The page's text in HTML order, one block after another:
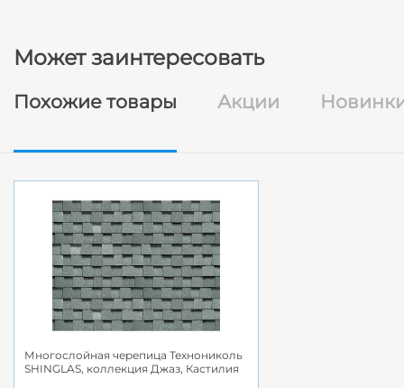
Может заинтересовать
Похожие товары Акции
Многослойная черепица Технониколь
SHINGLAS, коллекция Джаз, Кастилия